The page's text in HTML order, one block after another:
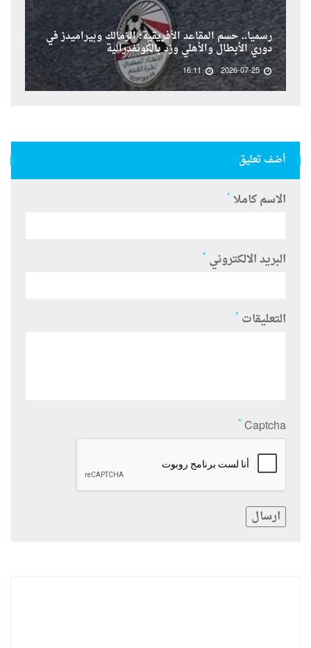
رسمياً.. حسم المقاعد الأفريقية: الزمالك وبيراميدز في
دوري الأبطال والأهلي وزد بالكونفدرالية
2026-07-25
16:11
أضف تعليق
الاسم كاملا *
البريد الالكتروني *
التعليقات *
Captcha
*
ارسال